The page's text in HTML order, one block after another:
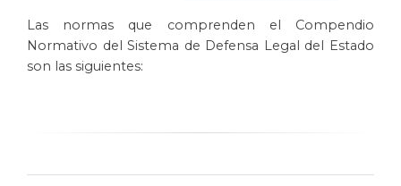
Las normas que comprenden el Compendio
Normativo del Sistema de Defensa Legal del Estado
son las siguientes: